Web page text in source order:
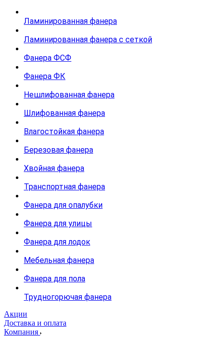
Ламинированная фанера
Ламинированная фанера с сеткой
Фанера ФСФ
Фанера ФК
Нешлифованная фанера
Шлифованная фанера
Влагостойкая фанера
Березовая фанера
Хвойная фанера
Транспортная фанера
Фанера для опалубки
Фанера для улицы
Фанера для лодок
Мебельная фанера
Фанера для пола
Трудногорючая фанера
Акции
Доставка и оплата
Компания